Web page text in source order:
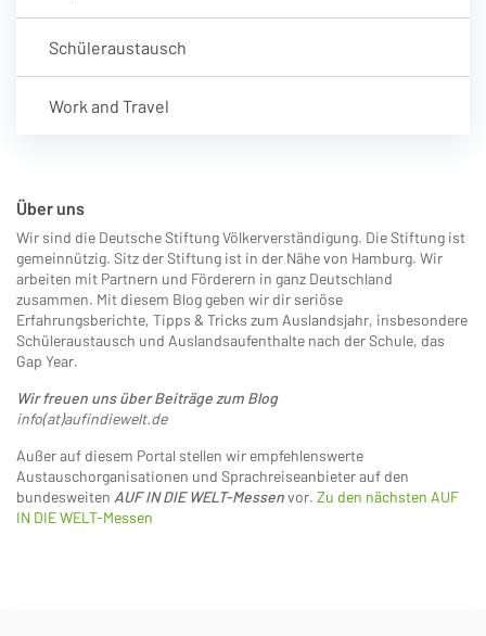
Schüleraustausch
Work and Travel
Über uns
Wir sind die Deutsche Stiftung Völkerverständigung. Die Stiftung ist
gemeinnützig. Sitz der Stiftung ist in der Nähe von Hamburg. Wir
arbeiten mit Partnern und Förderern in ganz Deutschland
zusammen. Mit diesem Blog geben wir dir seriöse
Erfahrungsberichte, Tipps & Tricks zum Auslandsjahr, insbesondere
Schüleraustausch und Auslandsaufenthalte nach der Schule, das
Gap Year.
Wir freuen uns über Beiträge zum Blog
info(at)aufindiewelt.de
Außer auf diesem Portal stellen wir empfehlenswerte
Austauschorganisationen und Sprachreiseanbieter auf den
bundesweiten AUF IN DIE WELT-Messenvor. Zu den nächsten AUF
IN DIE WELT-Messen